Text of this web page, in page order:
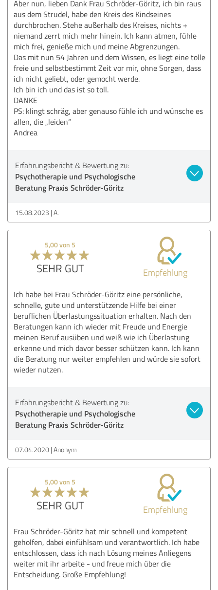
Aber nun, lieben Dank Frau Schröder-Göritz, ich bin raus
aus dem Strudel, habe den Kreis des Kindseines
durchbrochen. Stehe außerhalb des Kreises, nichts +
niemand zerrt mich mehr hinein. Ich kann atmen, fühle
mich frei, genieße mich und meine Abgrenzungen.
Das mit nun 54 Jahren und dem Wissen, es liegt eine tolle
freie und selbstbestimmt Zeit vor mir, ohne Sorgen, dass
ich nicht geliebt, oder gemocht werde.
Ich bin ich und das ist so toll.
DANKE
PS: klingt schräg, aber genauso fühle ich und wünsche es
allen, die „leiden“
Andrea
Erfahrungsbericht & Bewertung zu:
Psychotherapie und Psychologische
Beratung Praxis Schröder-Göritz
15.08.2023 A.
5,00 von 5
SEHR GUT Empfehlung
Ich habe bei Frau Schröder-Göritz eine persönliche,
schnelle, gute und unterstützende Hilfe bei einer
beruflichen Überlastungssituation erhalten. Nach den
Beratungen kann ich wieder mit Freude und Energie
meinen Beruf ausüben und weiß wie ich Überlastung
erkenne und mich davor besser schützen kann. Ich kann
die Beratung nur weiter empfehlen und würde sie sofort
wieder nutzen.
Erfahrungsbericht & Bewertung zu:
Psychotherapie und Psychologische
Beratung Praxis Schröder-Göritz
07.04.2020 Anonym
5,00 von 5
SEHR GUT Empfehlung
Frau Schröder-Göritz hat mir schnell und kompetent
geholfen, dabei einfühlsam und verantwortlich. Ich habe
entschlossen, dass ich nach Lösung meines Anliegens
weiter mit ihr arbeite - und freue mich über die
Entscheidung. Große Empfehlung!